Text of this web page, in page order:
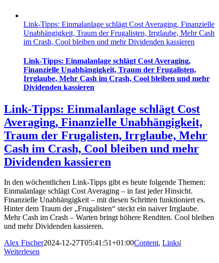
Link-Tipps: Einmalanlage schlägt Cost Averaging, Finanzielle
Unabhängigkeit, Traum der Frugalisten, Irrglaube, Mehr Cash
im Crash, Cool bleiben und mehr Dividenden kassieren
Link-Tipps: Einmalanlage schlägt Cost Averaging,
Finanzielle Unabhängigkeit, Traum der Frugalisten,
Irrglaube, Mehr Cash im Crash, Cool bleiben und mehr
Dividenden kassieren
Link-Tipps: Einmalanlage schlägt Cost
Averaging, Finanzielle Unabhängigkeit,
Traum der Frugalisten, Irrglaube, Mehr
Cash im Crash, Cool bleiben und mehr
Dividenden kassieren
In den wöchentlichen Link-Tipps gibt es heute folgende Themen:
Einmalanlage schlägt Cost Averaging – in fast jeder Hinsicht.
Finanzielle Unabhängigkeit – mit diesen Schritten funktioniert es.
Hinter dem Traum der „Frugalisten“ steckt ein naiver Irrglaube.
Mehr Cash im Crash – Warten bringt höhere Renditen. Cool bleiben
und mehr Dividenden kassieren.
Alex Fischer2024-12-27T05:41:51+01:00Content, Links
Weiterlesen